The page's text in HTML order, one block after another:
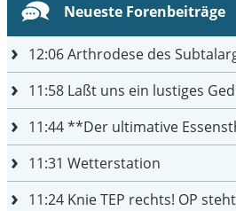
Neueste Forenbeiträge
12:06Arthrodese des
11:58 Laßt uns ein lustiges Gedicht
11:44**Der ultimative
11:31 Wetterstation
11:24 Knie TEP rechts! OP